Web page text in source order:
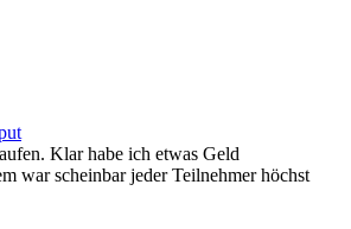
Klar habe ich etwas Geld
war scheinbar jeder Teilnehmer höchst